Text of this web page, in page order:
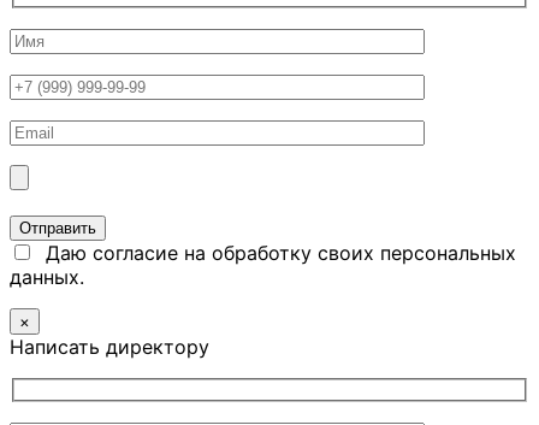
Даю согласие на обработку своих персональных
данных.
×
Написать директору